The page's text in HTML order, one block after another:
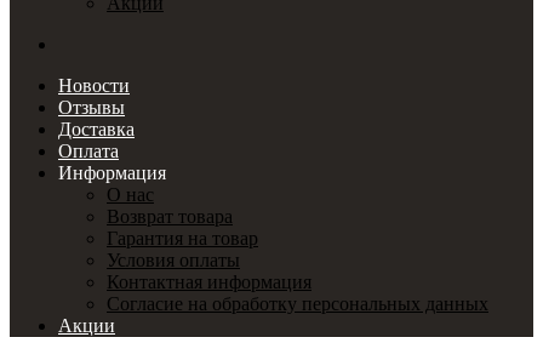
Новости
Отзывы
Доставка
Оплата
Информация
О нас
Возврат товара
Гарантия на товар
Условия оплаты
Контактная информация
Согласие на обработку персональных данных
Акции